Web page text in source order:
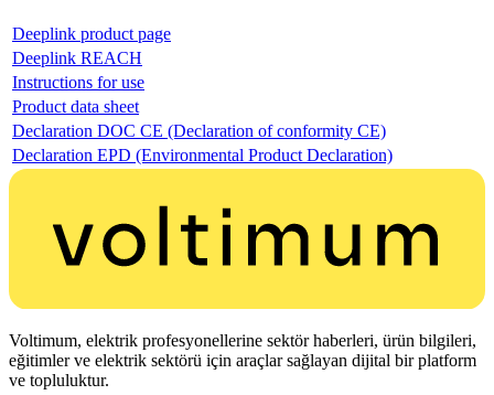
Deeplink product page
Deeplink REACH
Instructions for use
Product data sheet
Declaration DOC CE (Declaration of conformity CE)
Declaration EPD (Environmental Product Declaration)
Voltimum, elektrik profesyonellerine sektör haberleri, ürün bilgileri,
eğitimler ve elektrik sektörü için araçlar sağlayan dijital bir platform
ve topluluktur.